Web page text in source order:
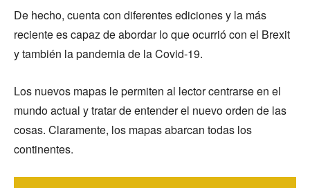
De hecho, cuenta con diferentes ediciones y la más
reciente es capaz de abordar lo que ocurrió con el Brexit
y también la pandemia de la Covid-19.
Los nuevos mapas le permiten al lector centrarse en el
mundo actual y tratar de entender el nuevo orden de las
cosas. Claramente, los mapas abarcan todas los
continentes.